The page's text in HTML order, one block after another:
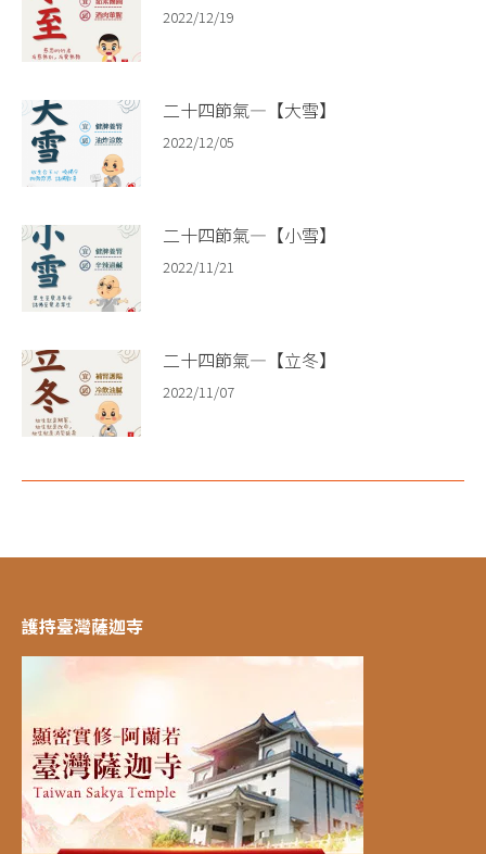
2022/12/19
二十四節氣—【大雪】
2022/12/05
二十四節氣—【小雪】
2022/11/21
二十四節氣—【立冬】
2022/11/07
護持臺灣薩迦寺